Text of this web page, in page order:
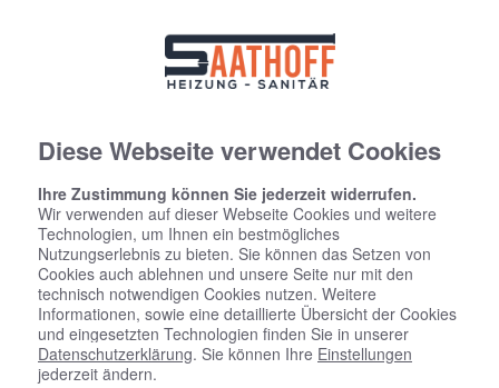
Diese Webseite verwendet Cookies
Ihre Zustimmung können Sie jederzeit widerrufen.
Wir verwenden auf dieser Webseite Cookies und weitere
Technologien, um Ihnen ein bestmögliches
Nutzungserlebnis zu bieten. Sie können das Setzen von
Cookies auch ablehnen und unsere Seite nur mit den
technisch notwendigen Cookies nutzen. Weitere
Informationen, sowie eine detaillierte Übersicht der Cookies
und eingesetzten Technologien finden Sie in unserer
Datenschutzerklärung. Sie können Ihre Einstellungen
jederzeit ändern.